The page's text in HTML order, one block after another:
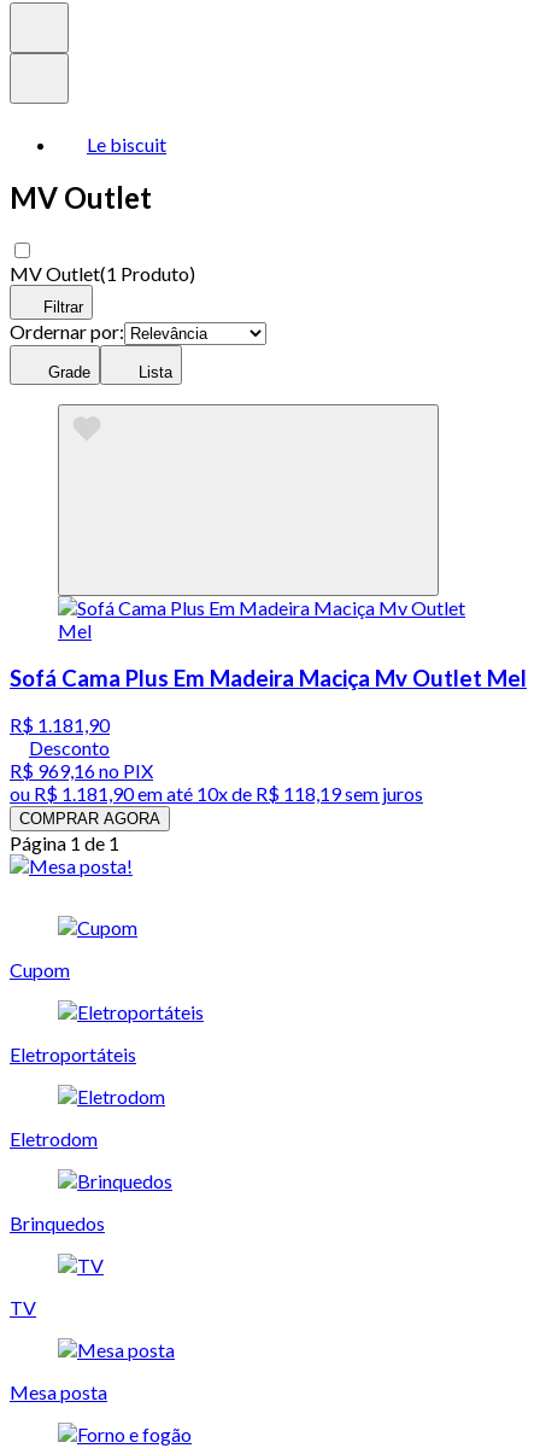
Le biscuit
MV Outlet
MV Outlet(1 Produto)
Filtrar
Ordernar por:
Grade Lista
Sofá Cama Plus Em Madeira Maciça Mv Outlet Mel
R$ 1.181,90
Desconto
R$ 969,16no PIX
ou R$ 1.181,90em até 10x de R$ 118,19 sem juros
COMPRAR AGORA
Página 1 de 1
Cupom
Eletroportáteis
Eletrodom
Brinquedos
TV
Mesa posta